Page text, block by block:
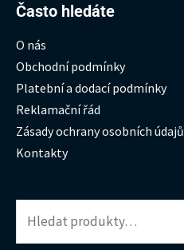
Často hledáte
O nás
Obchodní podmínky
Platební a dodací podmínky
Reklamační řád
Zásady ochrany osobních údajů
Kontakty
Hledat: